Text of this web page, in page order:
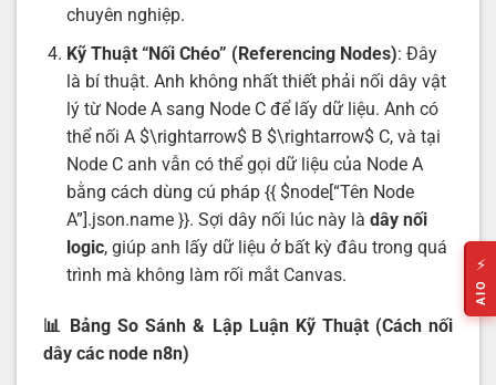
chuyên nghiệp.
Kỹ Thuật “Nối Chéo” (Referencing Nodes): Đây
là bí thuật. Anh không nhất thiết phải nối dây vật
lý từ Node A sang Node C để lấy dữ liệu. Anh có
thể nối A $\rightarrow$ B $\rightarrow$ C, và tại
Node C anh vẫn có thể gọi dữ liệu của Node A
bằng cách dùng cú pháp {{ $node[“Tên Node
A”].json.name }}. Sợi dây nối lúc này là dây nối
logic, giúp anh lấy dữ liệu ở bất kỳ đâu trong quá
trình mà không làm rối mắt Canvas.
📊 Bảng So Sánh & Lập Luận Kỹ Thuật (Cách nối
dây các node n8n)
⚡
AIO